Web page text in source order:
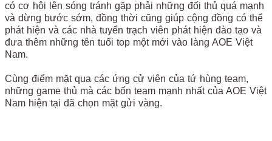
có cơ hội lên sóng tránh gặp phải những đối thủ quá mạnh
và dừng bước sớm, đồng thời cũng giúp cộng đồng có thể
phát hiện và các nhà tuyển trạch viên phát hiện đào tạo và
đưa thêm những tên tuổi top một mới vào làng AOE Việt
Nam.
Cùng điểm mặt qua các ứng cử viên của tứ hùng team,
những game thủ mà các bốn team mạnh nhất của AOE Việt
Nam hiện tại đã chọn mặt gửi vàng.